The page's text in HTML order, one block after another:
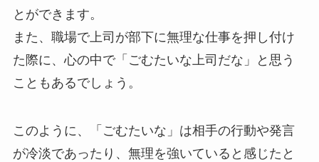
とができます。
また、職場で上司が部下に無理な仕事を押し付け
た際に、心の中で「ごむたいな上司だな」と思う
こともあるでしょう。
このように、「ごむたいな」は相手の行動や発言
が冷淡であったり、無理を強いていると感じたと